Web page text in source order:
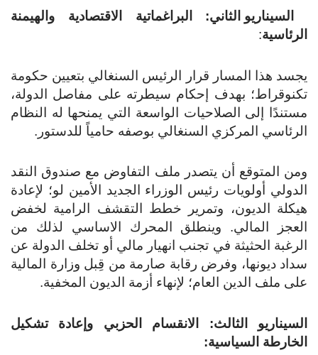
السيناريو الثاني: البراغماتية الاقتصادية والهيمنة
:
هذا المسار قرار الرئيس السنغالي بتعيين حكومة
بهدف إحكام سيطرته على مفاصل الدولة،
إلى الصلاحيات الواسعة التي يمنحها له النظام
المركزي السنغالي بوصفه حامياً للدستور.
المتوقع أن يتصدر ملف التفاوض مع صندوق النقد
أولويات رئيس الوزراء الجديد الأمين لو؛ لإعادة
الديون، وتمرير خطط التقشف الرامية لخفض
المالي. وينطلق المحرك الاساسي لذلك من
الحثيثة في تجنب انهيار مالي أو تخلف الدولة عن
ديونها، وفرض رقابة صارمة من قِبل وزارة المالية
ملف الدين العام؛ لإنهاء أزمة الديون المخفية.
الثالث: الانقسام الحزبي وإعادة تشكيل
السياسية: